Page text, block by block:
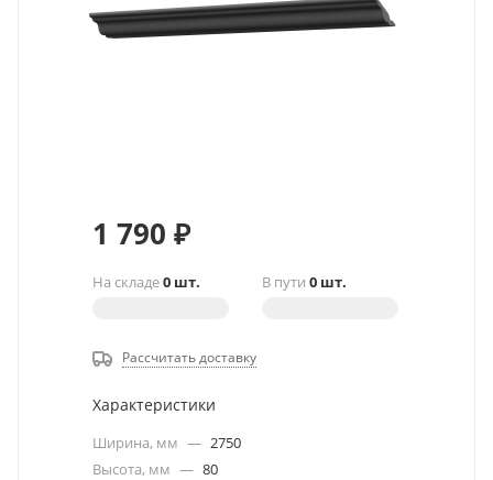
1 790 ₽
На складе0 шт. В пути 0 шт.
Рассчитать доставку
Характеристики
Ширина, мм — 2750
Высота, мм — 80